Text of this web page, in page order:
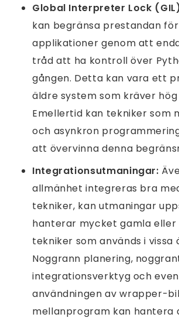
Global Interpreter Lock
kan begränsa prestandan
applikationer genom att
tråd att ha kontroll över
gången. Detta kan vara ett
äldre system som kräver
Emellertid kan tekniker som
och asynkron
att övervinna denna
Integrationsutmaningar:
allmänhet integreras bra
tekniker, kan utmaningar
hanterar mycket gamla eller
tekniker som används i vissa
Noggrann planering,
integrationsverktyg och
användningen av wrapper-
mellanprogram kan hantera